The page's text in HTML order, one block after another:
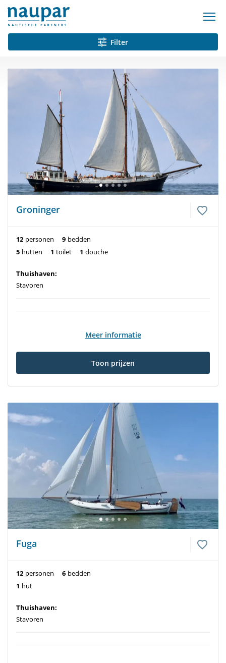
Filter
Groninger
12 personen 9 bedden
5 hutten 1 toilet 1 douche
Thuishaven:
Stavoren
Meer informatie
Toon prijzen
Fuga
12 personen 6 bedden
1 hut
Thuishaven:
Stavoren